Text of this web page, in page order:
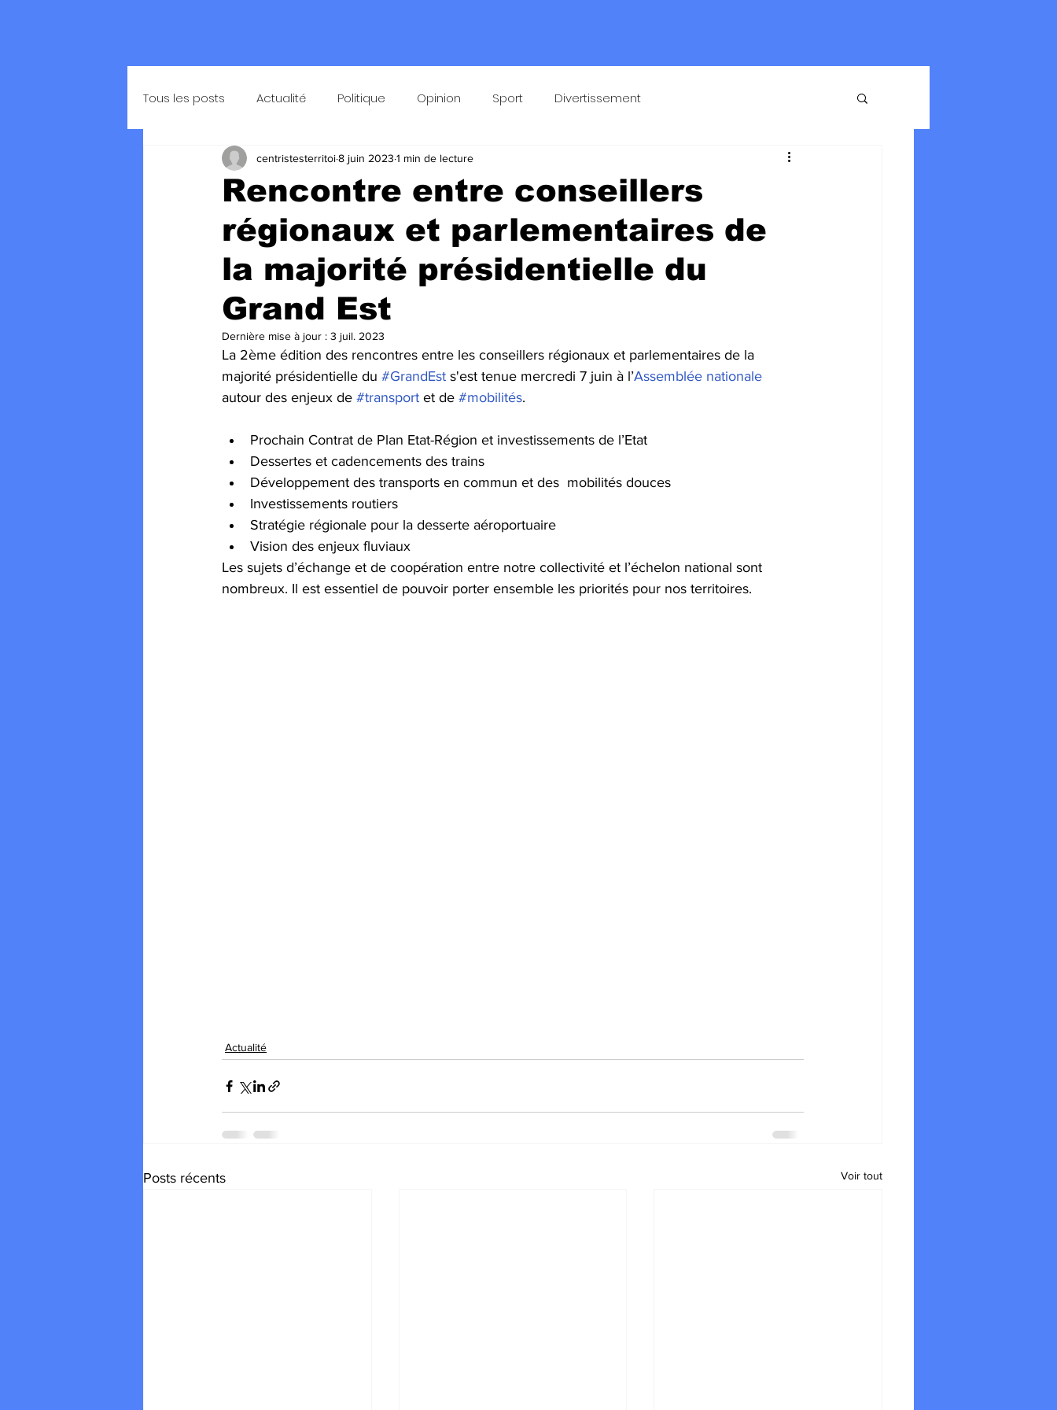
Tous les posts Actualité Politique Opinion Sport Divertissement
Rencontre entre conseillers
régionaux et parlementaires de
la majorité présidentielle du
Grand Est
centristesterritoi8 juin 2023 1 min de lecture
Dernière mise à jour : 3 juil. 2023
La 2ème édition des rencontres entre les conseillers régionaux et parlementaires de la
majorité présidentielle du #GrandEst s'est tenue mercredi 7 juin à l’Assemblée nationale
autour des enjeux de #transport et de #mobilités.
Prochain Contrat de Plan Etat-Région et investissements de l’Etat
Dessertes et cadencements des trains
Développement des transports en commun et des  mobilités douces
Investissements routiers
Stratégie régionale pour la desserte aéroportuaire
Vision des enjeux fluviaux
Les sujets d’échange et de coopération entre notre collectivité et l’échelon national sont
nombreux. Il est essentiel de pouvoir porter ensemble les priorités pour nos territoires.
Actualité
Posts récents Voir tout